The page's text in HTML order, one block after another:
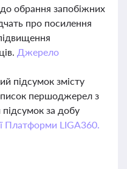
обрання запобіжних
про посилення
Джерело
підсумок змісту
першоджерел з
за добу
Платформи LIGA360.